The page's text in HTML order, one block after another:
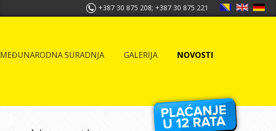
+387 30 875 208; +387 30 875 221
MEĐUNARODNA SURADNJA GALERIJA NOVOSTI